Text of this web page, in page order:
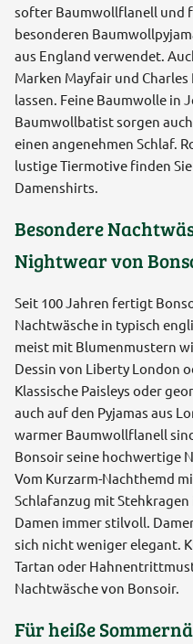
softer Baumwollflanell und
besonderen
aus England verwendet.
Marken Mayfair und
lassen. Feine Baumwolle in
Baumwollbatist sorgen
einen angenehmen Schlaf.
lustige Tiermotive finden
Damenshirts.
Besondere
Nightwear von
Seit 100 Jahren fertigt
Nachtwäsche in typisch
meist mit Blumenmustern
Dessin von Liberty London
Klassische Paisleys oder
auch auf den Pyjamas aus
warmer Baumwollflanell
Bonsoir seine hochwertige
Vom Kurzarm-Nachthemd
Schlafanzug mit
Damen immer stilvoll.
sich nicht weniger elegant.
Tartan oder
Nachtwäsche von Bonsoir.
Für heiße